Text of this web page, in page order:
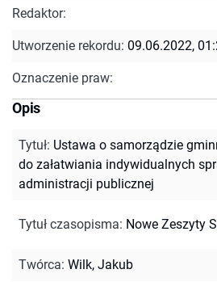
Redaktor:
Utworzenie rekordu: 09.06.2022,
Oznaczenie praw:
Opis
Tytuł: Ustawa o samorządzie
do załatwiania indywidualnych
administracji publicznej
Tytuł czasopisma: Nowe Zeszyty
Twórca: Wilk, Jakub